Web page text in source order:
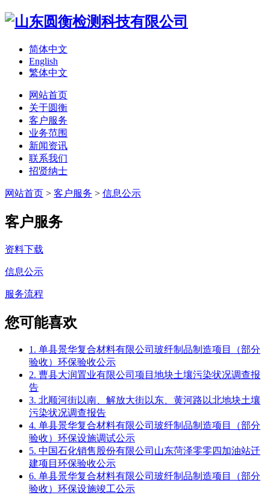
简体中文
English
繁体中文
网站首页
关于圆衡
客户服务
业务范围
新闻资讯
联系我们
招贤纳士
网站首页 > 客户服务 > 信息公示
客户服务
资料下载
信息公示
服务流程
您可能喜欢
1. 单县景华复合材料有限公司玻纤制品制造项目（部分
验收）环保验收公示
2. 曹县大润置业有限公司项目地块土壤污染状况调查报
告
3. 北顺河街以南、解放大街以东、黄河路以北地块土壤
污染状况调查报告
4. 单县景华复合材料有限公司玻纤制品制造项目（部分
验收）环保设施调试公示
5. 中国石化销售股份有限公司山东菏泽零零四加油站迁
建项目环保验收公示
6. 单县景华复合材料有限公司玻纤制品制造项目（部分
验收）环保设施竣工公示